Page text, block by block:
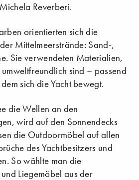
Reverberi.
orientierten sich die
Mittelmeerstrände: Sand-,
Sie verwendeten Materialien,
sind – passend
sich die Yacht bewegt.
die Wellen an den
wird auf den Sonnendecks
die Outdoormöbel auf allen
des Yachtbesitzers und
So wählte man die
Liegemöbel aus der